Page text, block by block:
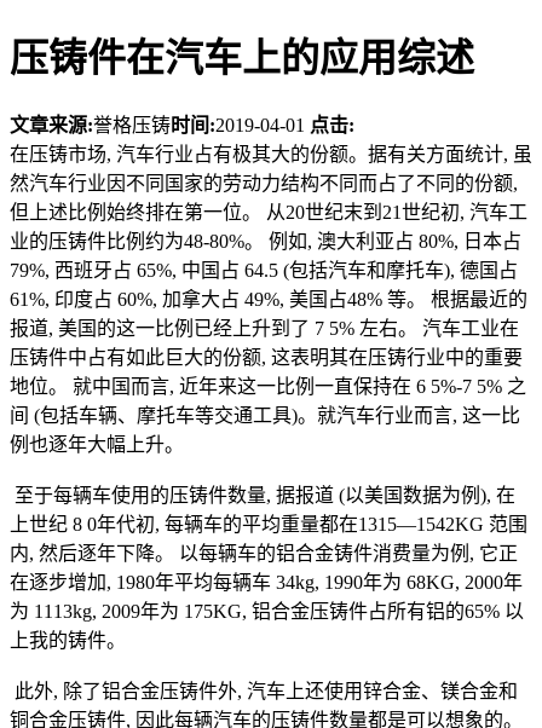
压铸件在汽车上的应用综述
文章来源:誉格压铸时间:2019-04-01 点击:
在压铸市场, 汽车行业占有极其大的份额。据有关方面统计, 虽
然汽车行业因不同国家的劳动力结构不同而占了不同的份额,
但上述比例始终排在第一位。 从20世纪末到21世纪初, 汽车工
业的压铸件比例约为48-80%。 例如, 澳大利亚占 80%, 日本占
79%, 西班牙占 65%, 中国占 64.5 (包括汽车和摩托车), 德国占
61%, 印度占 60%, 加拿大占 49%, 美国占48% 等。 根据最近的
报道, 美国的这一比例已经上升到了 7 5% 左右。 汽车工业在
压铸件中占有如此巨大的份额, 这表明其在压铸行业中的重要
地位。 就中国而言, 近年来这一比例一直保持在 6 5%-7 5% 之
间 (包括车辆、摩托车等交通工具)。就汽车行业而言, 这一比
例也逐年大幅上升。
至于每辆车使用的压铸件数量, 据报道 (以美国数据为例), 在
上世纪 8 0年代初, 每辆车的平均重量都在1315—1542KG 范围
内, 然后逐年下降。 以每辆车的铝合金铸件消费量为例, 它正
在逐步增加, 1980年平均每辆车 34kg, 1990年为 68KG, 2000年
为 1113kg, 2009年为 175KG, 铝合金压铸件占所有铝的65% 以
上我的铸件。
此外, 除了铝合金压铸件外, 汽车上还使用锌合金、镁合金和
铜合金压铸件, 因此每辆汽车的压铸件数量都是可以想象的。